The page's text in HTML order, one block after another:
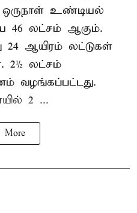
உண்டியல்
46 லட்சம் ஆகும்.
24 ஆயிரம் லட்டுகள்
2½ லட்சம்
வழங்கப்பட்டது.
2 ...
More